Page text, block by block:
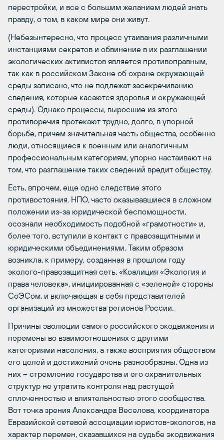
перестройки, и все с большим желанием людей знать
правду, о том, в каком мире они живут.
(Небезынтересно, что процесс утаивания различными
инстанциями секретов и обвинение в их разглашении
экологических активистов является противоправным,
так как в российском Законе об охране окружающей
среды записано, что не подлежат засекречиванию
сведения, которые касаются здоровья и окружающей
среды). Однако процессы, выросшие из этого
противоречия протекают трудно, долго, в упорной
борьбе, причем значительная часть общества, особенно
люди, относящиеся к военным или аналогичным
профессиональным категориям, упорно настаивают на
том, что разглашение таких сведений вредит обществу.
Есть, впрочем, еще одно следствие этого
противостояния. НПО, часто оказывавшиеся в сложном
положении из-за юридической беспомощности,
осознали необходимость подобной «грамотности» и,
более того, вступили в контакт с правозащитными и
юридическими объединениями. Таким образом
возникла, к примеру, созданная в прошлом году
эколого-правозащитная сеть, «Коалиция «Экология и
права человека», инициированная с «зеленой» стороны
СоЭСом, и включающая в себя представителей
организаций из множества регионов России.
Причины эволюции самого российского экодвижения и
перемены во взаимоотношениях с другими
категориями населения, а также восприятия обществом
его целей и достижений очень разнообразны. Одна из
них – стремление государства и его охранительных
структур не утратить контроля над растущей
сплоченностью и влиятельностью этого сообщества.
Вот точка зрения Александра Веселова, координатора
Евразийской сетевой ассоциации юристов-экологов, на
характер перемен, сказавшихся на судьбе экодвижения